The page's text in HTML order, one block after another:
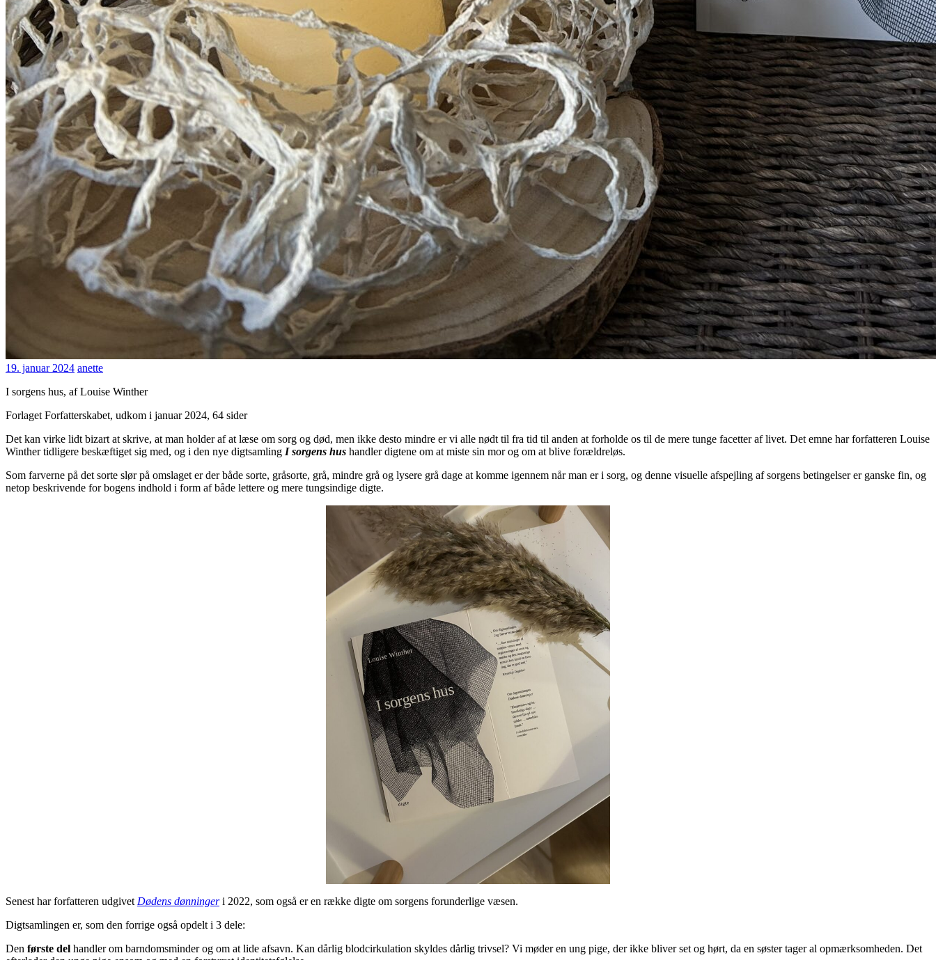
19. januar 202419.
2024
anetteanette
I sorgens hus, af Louise Winther
Forlaget Forfatterskabet, udkom i januar 2024, 64 sider
Det kan virke lidt bizart at skrive, at man holder af at læse om sorg og død, men ikke desto mindre er vi alle nødt til fra tid til anden at forholde os til de mere tunge facetter af livet. Det emne har forfatteren Louise
Winther tidligere beskæftiget sig med, og i den nye digtsamling I sorgens hus handler digtene om at miste sin mor og om at blive forældreløs.
Som farverne på det sorte slør på omslaget er der både sorte, gråsorte, grå, mindre grå og lysere grå dage at komme igennem når man er i sorg, og denne visuelle afspejling af sorgens betingelser er ganske fin, og
netop beskrivende for bogens indhold i form af både lettere og mere tungsindige digte.
Senest har forfatteren udgivet Dødens dønningeri 2022, som også er en række digte om sorgens forunderlige væsen.
Digtsamlingen er, som den forrige også opdelt i 3 dele:
Den første del handler om barndomsminder og om at lide afsavn. Kan dårlig blodcirkulation skyldes dårlig trivsel? Vi møder en ung pige, der ikke bliver set og hørt, da en søster tager al opmærksomheden. Det